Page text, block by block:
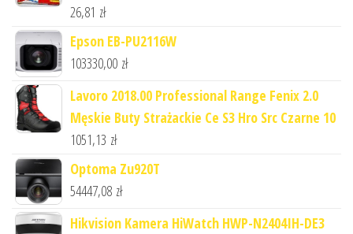
26,81 zł
Epson EB-PU2116W
103330,00 zł
Lavoro 2018.00 Professional Range Fenix 2.0
Męskie Buty Strażackie Ce S3 Hro Src Czarne 10
1051,13 zł
Optoma Zu920T
54447,08 zł
Hikvision Kamera HiWatch HWP-N2404IH-DE3